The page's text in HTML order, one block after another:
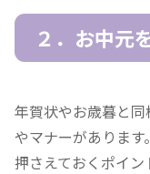
２．お中元
年賀状やお歳暮と
やマナーがあります。
押さえておくポイ